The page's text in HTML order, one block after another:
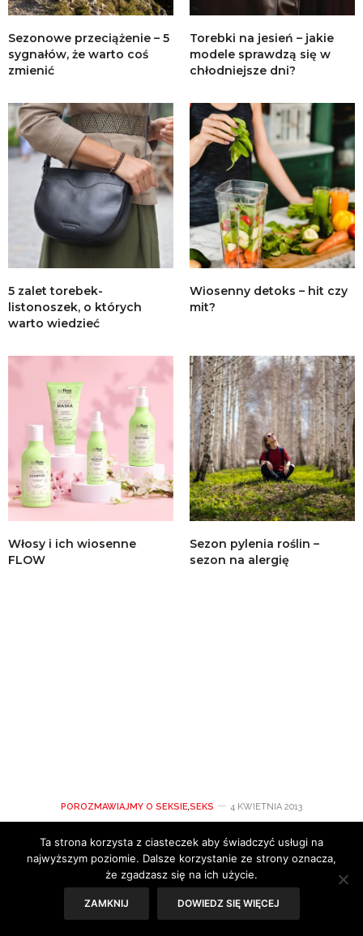
Sezonowe przeciążenie – 5
sygnałów, że warto coś
zmienić
Torebki na jesień – jakie
modele sprawdzą się w
chłodniejsze dni?
5 zalet torebek-
listonoszek, o których
warto wiedzieć
Wiosenny detoks – hit czy
mit?
Włosy i ich wiosenne
FLOW
Sezon pylenia roślin –
sezon na alergię
POROZMAWIAJMY O SEKSIE,SEKS 4 KWIETNIA 2013
Feministyczna Nagroda
Porno w Toronto
Ta strona korzysta z ciasteczek aby świadczyć usługi na
najwyższym poziomie. Dalsze korzystanie ze strony oznacza,
że zgadzasz się na ich użycie.
ZAMKNIJ DOWIEDZ SIĘ WIĘCEJ